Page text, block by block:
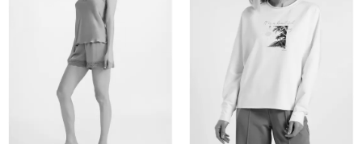
Безшовні легінси
LEGGINGS (чорний) Giulia
Велосипедки з високою
талією TRACKS 01
(чорний) Giulia